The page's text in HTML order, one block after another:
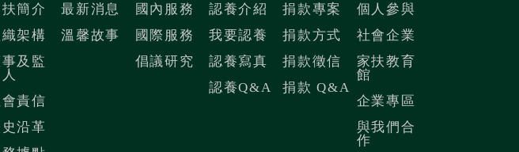
簡介
架構
及監
責信
沿革
最新消息
溫馨故事
國內服務
國際服務
倡議研究
認養介紹
我要認養
認養寫真
認養Q&A
捐款專案
捐款方式
捐款徵信
捐款 Q&A
個人參與
社會企業
家扶教育
館
企業專區
與我們合
作